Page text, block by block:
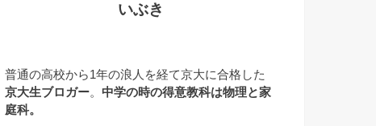
いぶき
普通の高校から1年の浪人を経て京大に合格した
京大生ブロガー。 中学の時の得意教科は物理と家
庭科。